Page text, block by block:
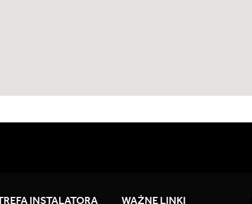
INSTALATORA WAŻNE LINKI